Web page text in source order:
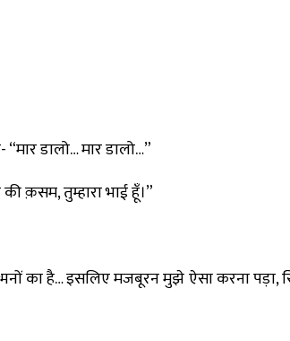
डालो… मार डालो…”
क़सम, तुम्हारा भाई हूँ।”
का है… इसलिए मजबूरन मुझे ऐसा करना पड़ा,